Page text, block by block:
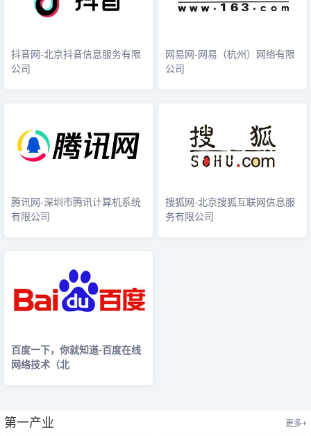
抖音网-北京抖音信息服务有限
公司
网易网-网易（杭州）网络有限
公司
腾讯网-深圳市腾讯计算机系统
有限公司
搜狐网-北京搜狐互联网信息服
务有限公司
百度一下，你就知道-百度在线
网络技术（北
第一产业 更多+